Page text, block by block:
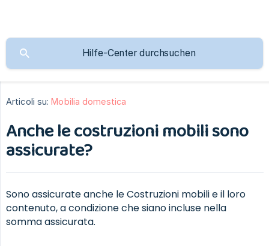
Articoli su: Mobilia domestica
Anche le costruzioni mobili sono
assicurate?
Sono assicurate anche le Costruzioni mobili e il loro
contenuto, a condizione che siano incluse nella
somma assicurata.